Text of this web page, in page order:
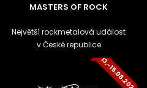
MASTERS OF ROCK
Největší rockmetalová událost
v České republice
13.-15.08.2026